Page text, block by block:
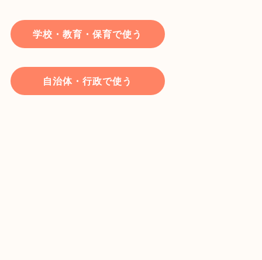
学校・教育・保育で使う
自治体・行政で使う